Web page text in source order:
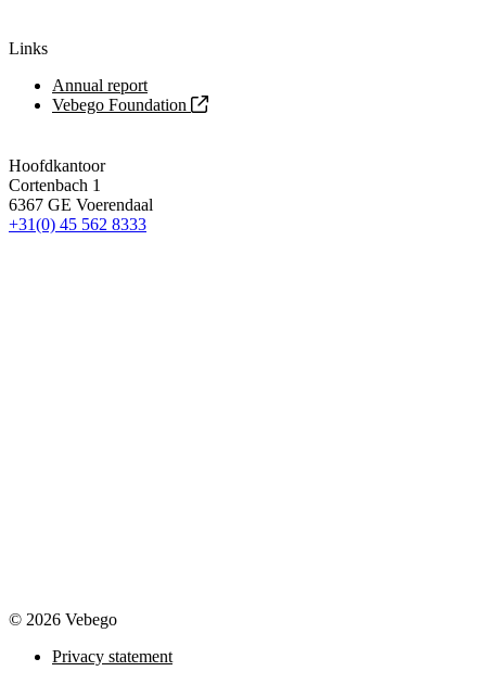
Links
Annual report
Vebego Foundation
Hoofdkantoor
Cortenbach 1
6367 GE Voerendaal
+31(0) 45 562 8333
© 2026 Vebego
Privacy statement